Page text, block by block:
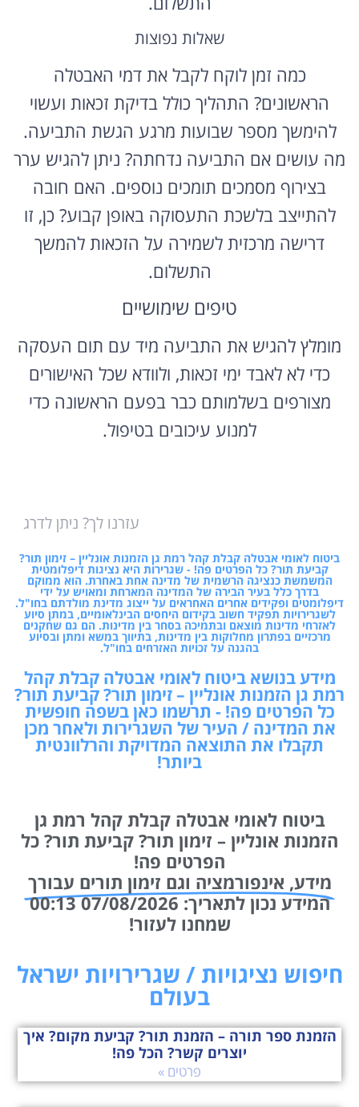
שאלות נפוצות
כמה זמן לוקח לקבל את דמי האבטלה
הראשונים? התהליך כולל בדיקת זכאות ועשוי
להימשך מספר שבועות מרגע הגשת התביעה.
מה עושים אם התביעה נדחתה? ניתן להגיש ערר
בצירוף מסמכים תומכים נוספים. האם חובה
להתייצב בלשכת התעסוקה באופן קבוע? כן, זו
דרישה מרכזית לשמירה על הזכאות להמשך
התשלום.
טיפים שימושיים
מומלץ להגיש את התביעה מיד עם תום העסקה
כדי לא לאבד ימי זכאות, ולוודא שכל האישורים
מצורפים בשלמותם כבר בפעם הראשונה כדי
למנוע עיכובים בטיפול.
עזרנו לך? ניתן לדרג
ביטוח לאומי אבטלה קבלת קהל רמת גן הזמנות אונליין – זימון תור?
קביעת תור? כל הפרטים פה! - שגרירות היא נציגות דיפלומטית
המשמשת כנציגה הרשמית של מדינה אחת באחרת. הוא ממוקם
בדרך כלל בעיר הבירה של המדינה המארחת ומאויש על ידי
דיפלומטים ופקידים אחרים האחראים על ייצוג מדינת מולדתם בחו"ל.
לשגרירויות תפקיד חשוב בקידום היחסים הבינלאומיים, במתן סיוע
לאזרחי מדינות מוצאם ובתמיכה בסחר בין מדינות. הם גם שחקנים
מרכזיים בפתרון מחלוקות בין מדינות, בתיווך במשא ומתן ובסיוע
בהגנה על זכויות האזרחים בחו"ל.
מידע בנושא ביטוח לאומי אבטלה קבלת קהל
רמת גן הזמנות אונליין – זימון תור? קביעת תור?
כל הפרטים פה! - תרשמו כאן בשפה חופשית
את המדינה / העיר של השגרירות ולאחר מכן
תקבלו את התוצאה המדויקת והרלוונטית
ביותר!
ביטוח לאומי אבטלה קבלת קהל רמת גן
הזמנות אונליין – זימון תור? קביעת תור? כל
הפרטים פה!
מידע, אינפורמציה וגם זימון תורים עבורך
המידע נכון לתאריך: 07/08/2026 00:13
שמחנו לעזור!
חיפוש נציגויות / שגרירויות ישראל
בעולם
הזמנת ספר תורה – הזמנת תור? קביעת מקום? איך
יוצרים קשר? הכל פה!
פרטים »